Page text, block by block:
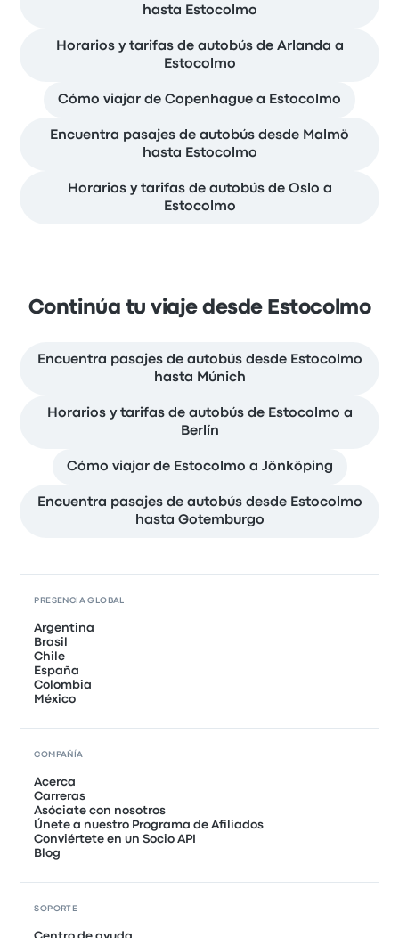
hasta Estocolmo
Horarios y tarifas de autobús de Arlanda a
Estocolmo
Cómo viajar de Copenhague a Estocolmo
Encuentra pasajes de autobús desde Malmö
hasta Estocolmo
Horarios y tarifas de autobús de Oslo a
Estocolmo
Continúa tu viaje desde Estocolmo
Encuentra pasajes de autobús desde Estocolmo
hasta Múnich
Horarios y tarifas de autobús de Estocolmo a
Berlín
Cómo viajar de Estocolmo a Jönköping
Encuentra pasajes de autobús desde Estocolmo
hasta Gotemburgo
PRESENCIA GLOBAL
Argentina
Brasil
Chile
España
Colombia
México
COMPAÑÍA
Acerca
Carreras
Asóciate con nosotros
Únete a nuestro Programa de Afiliados
Conviértete en un Socio API
Blog
SOPORTE